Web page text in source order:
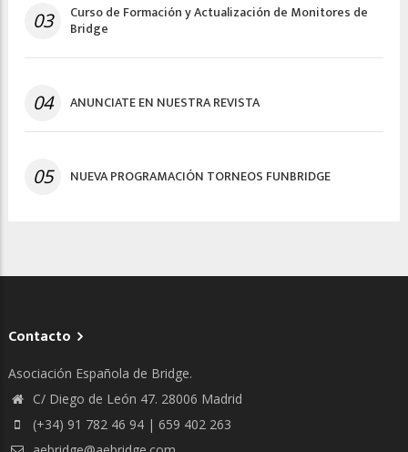
03 Curso de Formación y Actualización de Monitores de
Bridge
04 ANUNCIATE EN NUESTRA REVISTA
05 NUEVA PROGRAMACIÓN TORNEOS FUNBRIDGE
Contacto
Asociación Española de Bridge.
C/ Diego de León 47. 28006 Madrid
(+34) 91 782 46 94 | 659 402 263